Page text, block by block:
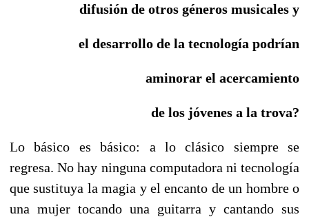
difusión de otros géneros musicales y
el desarrollo de la tecnología podrían
aminorar el acercamiento
de los jóvenes a la trova?
Lo básico es básico: a lo clásico siempre se
regresa. No hay ninguna computadora ni tecnología
que sustituya la magia y el encanto de un hombre o
una mujer tocando una guitarra y cantando sus